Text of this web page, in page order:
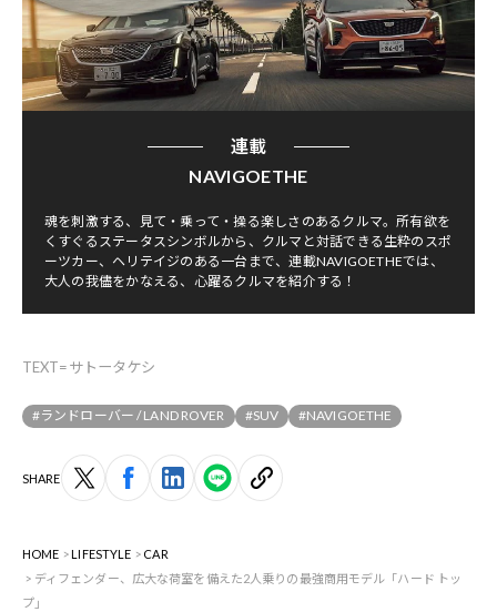
連載
NAVIGOETHE
魂を刺激する、見て・乗って・操る楽しさのあるクルマ。所有欲を
くすぐるステータスシンボルから、クルマと対話できる生粋のスポ
ーツカー、ヘリテイジのある一台まで、連載NAVIGOETHEでは、
大人の我儘をかなえる、心躍るクルマを紹介する！
TEXT=サトータケシ
#ランドローバー / LAND ROVER #SUV #NAVIGOETHE
SHARE
HOME LIFESTYLE
CAR
ディフェンダー、広大な荷室を備えた2人乗りの最強商用モデル「ハード トッ
プ」